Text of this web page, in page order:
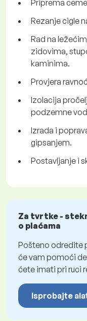
Priprema
Rezanje cigle
Rad na
zidovima,
kaminima.
Provjera
Izolacija
podzemne
Izrada i
gipsanjem.
Postavljanje i
Za tvrtke -
o plaćama
Pošteno odredite
će vam pomoći
ćete imati pri ruci
Isprobajte